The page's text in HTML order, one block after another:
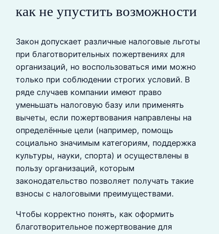
как не упустить возможности
Закон допускает различные налоговые льготы
при благотворительных пожертвениях для
организаций, но воспользоваться ими можно
только при соблюдении строгих условий. В
ряде случаев компании имеют право
уменьшать налоговую базу или применять
вычеты, если пожертвования направлены на
определённые цели (например, помощь
социально значимым категориям, поддержка
культуры, науки, спорта) и осуществлены в
пользу организаций, которым
законодательство позволяет получать такие
взносы с налоговыми преимуществами.
Чтобы корректно понять, как оформить
благотворительное пожертвование для